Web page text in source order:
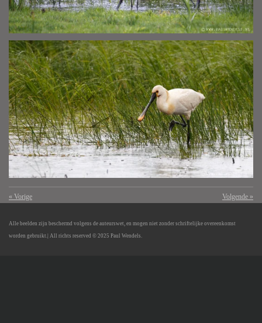
« Vorige Volgende »
Alle beelden zijn beschermd volgens de auteurswet, en mogen niet zonder schriftelijke overeenkomst
worden gebruikt. | All richts reserved © 2025 Paul Wendels.